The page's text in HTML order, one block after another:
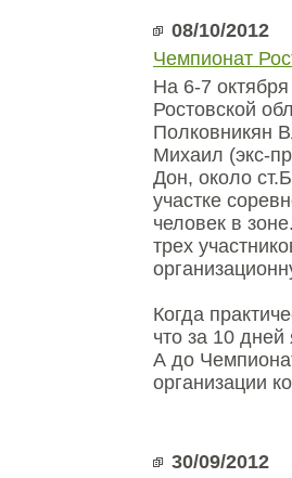
08/10/2012
Чемпионат
На 6-7
Ростовской
Полковникян
Михаил (экс-
Дон, около
участке
человек в
трех
Когда
что за 10
А до
организации
30/09/2012